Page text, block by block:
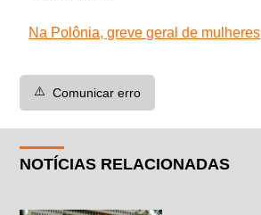
Na Polônia, greve geral de mulheres
⚠️ Comunicar erro
NOTÍCIAS RELACIONADAS